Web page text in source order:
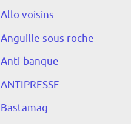
Allo voisins
Anguille sous roche
Anti-banque
ANTIPRESSE
Bastamag